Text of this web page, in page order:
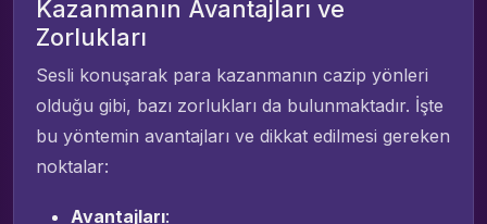
Kazanmanın Avantajları ve
Zorlukları
Sesli konuşarak para kazanmanın cazip yönleri
olduğu gibi, bazı zorlukları da bulunmaktadır. İşte
bu yöntemin avantajları ve dikkat edilmesi gereken
noktalar:
Avantajları: